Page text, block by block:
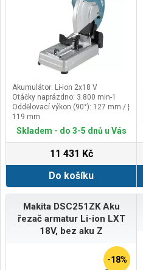
Akumulátor: Li-ion 2x18 V
Otáčky naprázdno: 3.800 min-1
Oddělovací výkon (90°): 127 mm / ¦
119 mm
Oddělovací výkon (45°): 127 mm / ¦
106 mm
Skladem - do 3-5 dnů u Vás
11 431 Kč
Do košíku
Makita DSC251ZK Aku
řezač armatur Li-ion LXT
18V, bez aku Z
-18%